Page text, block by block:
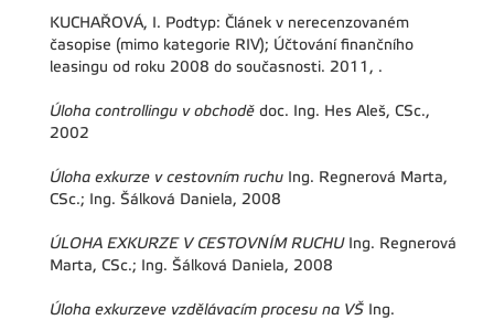
KUCHAŘOVÁ, I. Podtyp: Článek v nerecenzovaném
časopise (mimo kategorie RIV); Účtování finančního
leasingu od roku 2008 do současnosti. 2011, .
Úloha controllingu v obchodě doc. Ing. Hes Aleš, CSc.,
2002
Úloha exkurze v cestovním ruchu Ing. Regnerová Marta,
CSc.; Ing. Šálková Daniela, 2008
ÚLOHA EXKURZE V CESTOVNÍM RUCHUIng. Regnerová
Marta, CSc.; Ing. Šálková Daniela, 2008
Úloha exkurzeve vzdělávacím procesu na VŠ Ing.